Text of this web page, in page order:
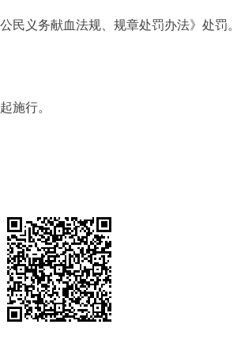
义务献血法规、规章处罚办法》处罚
施行。